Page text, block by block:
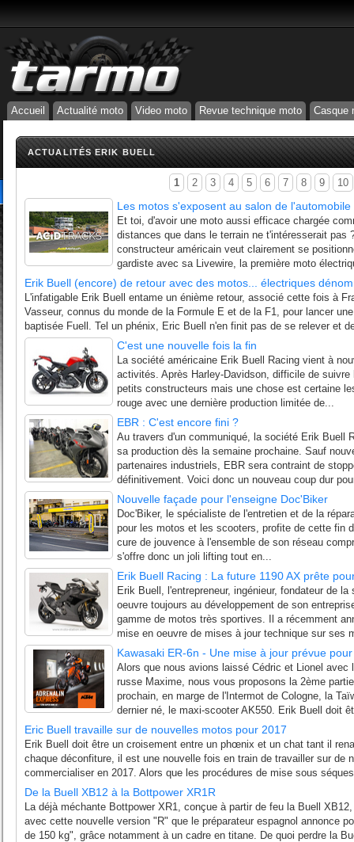
Accueil Actualité moto Video moto Revue technique moto Casque
ACTUALITÉS ERIK BUELL
1 2 3 4 5 6 7 8 9 10
Les motos s'exposent au salon de
Et toi, d'avoir une moto aussi efficace chargée
distances que dans le terrain ne t'intéresserait pas
constructeur américain veut clairement se
gardiste avec sa Livewire, la première moto
Erik Buell (encore) de retour avec des motos... électriques
L'infatigable Erik Buell entame un énième retour, associé cette fois à
Vasseur, connus du monde de la Formule E et de la F1, pour lancer
baptisée Fuell. Tel un phénix, Eric Buell n'en finit pas de se relever et
C'est une nouvelle fois la fin
La société américaine Erik Buell Racing vient à
activités. Après Harley-Davidson, difficile de
petits constructeurs mais une chose est certaine
rouge avec une dernière production limitée de...
EBR : C'est encore fini ?
Au travers d'un communiqué, la société Erik Buell
sa production dès la semaine prochaine. Sauf
partenaires industriels, EBR sera contraint de
définitivement. Voici donc un nouveau coup dur
Nouvelle façade pour l'enseigne Doc'Biker
Doc'Biker, le spécialiste de l'entretien et de la
pour les motos et les scooters, profite de cette fin
cure de jouvence à l'ensemble de son réseau
s'offre donc un joli lifting tout en...
Erik Buell Racing : La future 1190 AX prête
Erik Buell, l'entrepreneur, ingénieur, fondateur de
oeuvre toujours au développement de son
gamme de motos très sportives. Il a récemment
mise en oeuvre de mises à jour technique sur ses
Kawasaki ER-6n - Une mise à jour prévue
Alors que nous avions laissé Cédric et Lionel avec
russe Maxime, nous vous proposons la 2ème
prochain, en marge de l'Intermot de Cologne, la
dernier né, le maxi-scooter AK550. Erik Buell doit
Eric Buell travaille sur de nouvelles motos pour 2017
Erik Buell doit être un croisement entre un phœnix et un chat tant il
chaque déconfiture, il est une nouvelle fois en train de travailler sur de
commercialiser en 2017. Alors que les procédures de mise sous
De la Buell XB12 à la Bottpower XR1R
La déjà méchante Bottpower XR1, conçue à partir de feu la Buell
avec cette nouvelle version "R" que le préparateur espagnol annonce
de 150 kg", grâce notamment à un cadre en titane. De quoi perdre la